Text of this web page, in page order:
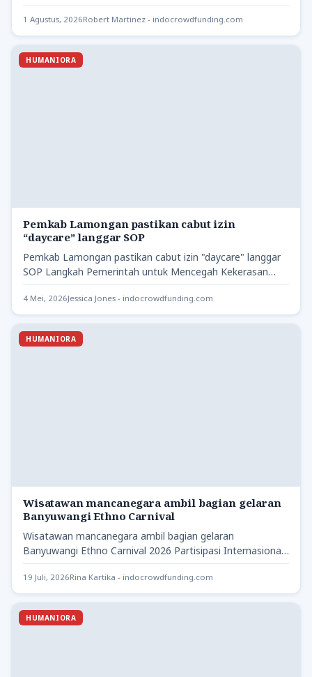
berbagai pemeluk agama. Zikir dan Doa…
1 Agustus, 2026Robert Martinez - indocrowdfunding.com
HUMANIORA
Pemkab Lamongan pastikan cabut izin
“daycare” langgar SOP
Pemkab Lamongan pastikan cabut izin "daycare" langgar
SOP Langkah Pemerintah untuk Mencegah Kekerasan
pada Anak Latest Program -…
4 Mei, 2026Jessica Jones - indocrowdfunding.com
HUMANIORA
Wisatawan mancanegara ambil bagian gelaran
Banyuwangi Ethno Carnival
Wisatawan mancanegara ambil bagian gelaran
Banyuwangi Ethno Carnival 2026 Partisipasi Internasional
dalam Festival Budaya Terbesar Jawa Timur Wisatawan
19 Juli, 2026Rina Kartika - indocrowdfunding.com
HUMANIORA